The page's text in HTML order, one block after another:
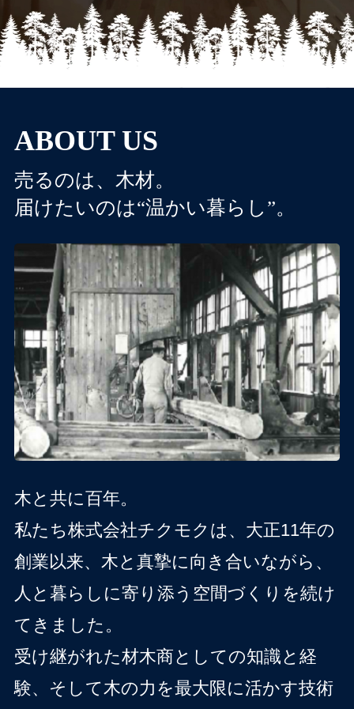
ABOUT US
売るのは、木材。
届けたいのは“温かい暮らし”。
木と共に百年。
私たち株式会社チクモクは、大正11年の
創業以来、木と真摯に向き合いながら、
人と暮らしに寄り添う空間づくりを続け
てきました。
受け継がれた材木商としての知識と経
験、そして木の力を最大限に活かす技術